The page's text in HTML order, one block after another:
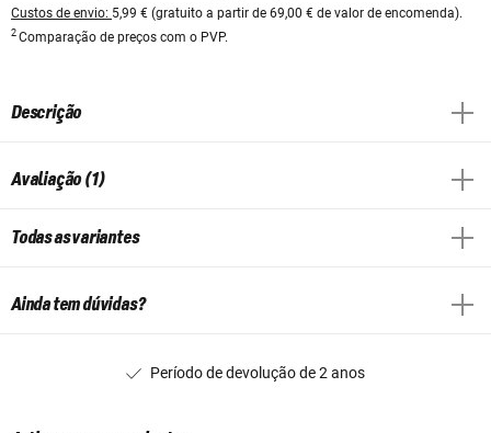
Custos de envio: 5,99 € (gratuito a partir de 69,00 € de valor de encomenda).
2 Comparação de preços com o PVP.
Descrição
Avaliação (1)
Todas as variantes
Ainda tem dúvidas?
Período de devolução de 2 anos